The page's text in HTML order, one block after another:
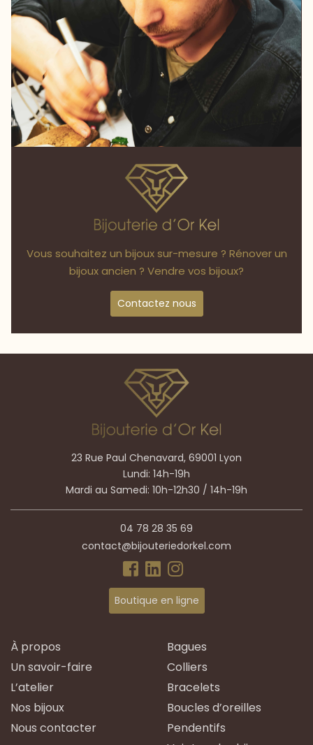
Vous souhaitez un bijoux sur-mesure ? Rénover un
bijoux ancien ? Vendre vos bijoux?
Contactez nous
23 Rue Paul Chenavard, 69001 Lyon
Lundi: 14h-19h
Mardi au Samedi: 10h-12h30 / 14h-19h
04 78 28 35 69
contact@bijouteriedorkel.com
Boutique en ligne
À propos
Un savoir-faire
L’atelier
Nos bijoux
Nous contacter
Bagues
Colliers
Bracelets
Boucles d’oreilles
Pendentifs